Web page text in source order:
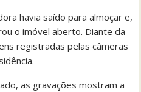
havia saído para almoçar e,
o imóvel aberto. Diante da
registradas pelas câmeras
as gravações mostram a